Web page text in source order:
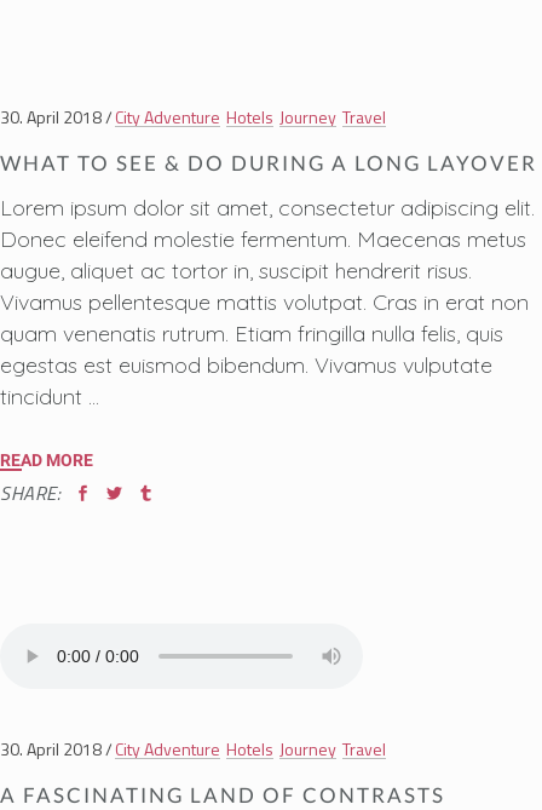
30. April 2018 City Adventure Hotels Journey Travel
WHAT TO SEE & DO DURING A LONG LAYOVER
Lorem ipsum dolor sit amet, consectetur adipiscing elit.
Donec eleifend molestie fermentum. Maecenas metus
augue, aliquet ac tortor in, suscipit hendrerit risus.
Vivamus pellentesque mattis volutpat. Cras in erat non
quam venenatis rutrum. Etiam fringilla nulla felis, quis
egestas est euismod bibendum. Vivamus vulputate
tincidunt
READ MORE
SHARE:
30. April 2018 City Adventure Hotels Journey Travel
A FASCINATING LAND OF CONTRASTS